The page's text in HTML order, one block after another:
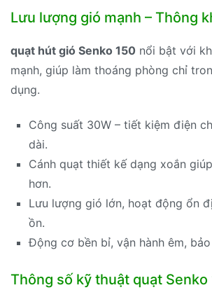
Lưu lượng gió mạnh – Thông
quạt hút gió Senko 150 nổi bật với
mạnh, giúp làm thoáng phòng chỉ
dụng.
Công suất 30W – tiết kiệm điện
dài.
Cánh quạt thiết kế dạng xoắn
hơn.
Lưu lượng gió lớn, hoạt động ổn
ồn.
Động cơ bền bỉ, vận hành êm,
Thông số kỹ thuật quạt Senko